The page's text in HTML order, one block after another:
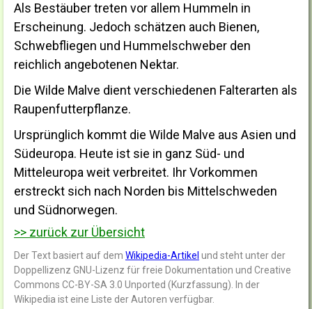
Als Bestäuber treten vor allem Hummeln in
Erscheinung. Jedoch schätzen auch Bienen,
Schwebfliegen und Hummelschweber den
reichlich angebotenen Nektar.
Die Wilde Malve dient verschiedenen Falterarten als
Raupenfutterpflanze.
Ursprünglich kommt die Wilde Malve aus Asien und
Südeuropa. Heute ist sie in ganz Süd- und
Mitteleuropa weit verbreitet. Ihr Vorkommen
erstreckt sich nach Norden bis Mittelschweden
und Südnorwegen.
>> zurück zur Übersicht
Der Text basiert auf dem Wikipedia-Artikel und steht unter der
Doppellizenz GNU-Lizenz für freie Dokumentation und Creative
Commons CC-BY-SA 3.0 Unported (Kurzfassung). In der
Wikipedia ist eine Liste der Autoren verfügbar.